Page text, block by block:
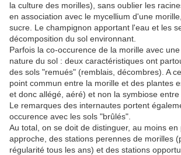
la culture des morilles), sans oublier les
en association avec le mycellium d'une
sucre. Le champignon apportant l'eau et les
décomposition du sol environnant.
Parfois la co-occurence de la morille avec
nature du sol : deux caractéristiques ont
des sols "remués" (remblais, décombres). A
point commun entre la morille et des plantes
et donc allégé, aéré) et non la symbiose entre
Le remarques des internautes portent
occurence avec les sols "brûlés".
Au total, on se doit de distinguer, au moins en
approche, des stations perennes de morilles
régularité tous les ans) et des stations